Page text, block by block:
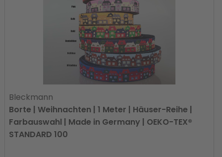
Bleckmann
Borte | Weihnachten | 1 Meter | Häuser-Reihe |
Farbauswahl | Made in Germany | OEKO-TEX®
STANDARD 100